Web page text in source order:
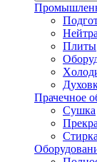
Плиты
Прачечное
Сушка
Стирка